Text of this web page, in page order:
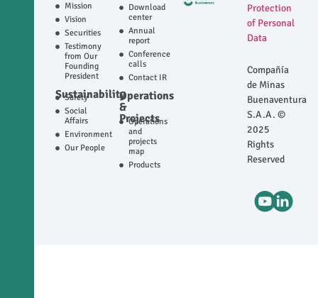
Mission
Vision
Securities
Testimony
from Our
Founding
President
Sustainability
Safety
Social
Affairs
Environment
Our People
Download
center
Annual
report
Conference
calls
Contact IR
Operations
&
Projects
Operations
and
projects
map
Products
Protection
of Personal
Data
Compañía
de Minas
Buenaventura
S.A.A. ©
2025
Rights
Reserved